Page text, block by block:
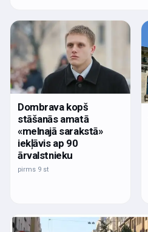
Dombrava kopš
stāšanās amatā
«melnajā sarakstā»
iekļāvis ap 90
ārvalstnieku
pirms 9 st